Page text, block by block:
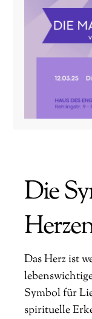
Die
Das Herz ist
Symbol für
spirituelle